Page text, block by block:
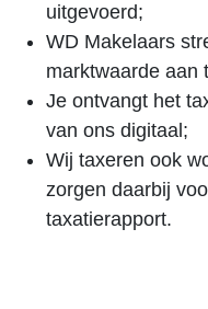
uitgevoerd;
WD Makelaars
marktwaarde aan
Je ontvangt het
van ons digitaal;
Wij taxeren ook
zorgen daarbij
taxatierapport.